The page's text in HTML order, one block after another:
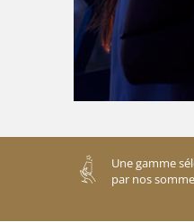
Une gamme
par nos